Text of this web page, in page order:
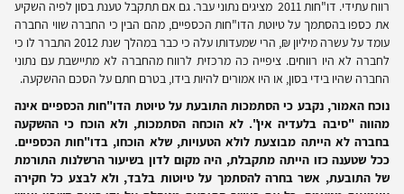
רווח עתידי. דו"חות 2011 מציגים נתוני עבר. גם אם תתקבל טענת בסון לפיה השקיע
את כספו בהסתמך על טיוטת הדו"חות הכספיים, מהם הבין כי החברה שווי החברה
עומד על עשרה מיליון ₪, הרי שמעדותו עלה כי כבר במהלך שנת 2012 התברר לו כי
לחברה לא היו רווחים. ציפייה כה מרכזית לרווח מהחברה לא מתיישבת עם נתוני
החברה שהיו בידי בסון, או היו אמורים להיות בידו, בטרם חתם על הסכם ההשקעה.
נוכח האמור, נקבע כי הסתמכות התובעת על טיוטת הדו"חות הכספיים אינה
מהווה "סיבה בלעדיה אין". לא הוכחה הסתמכות, ולא הוכח כי ההשקעה
בחברה לא הייתה מבוצעת לולא הטעויות, שלא הוכחו, בדו"חות הכספיים.
ככל שטענה כזו הייתה מתקבלת, היה מקום לדון בשיעור הרשלנות התורמת
של התובעת, אשר בחרה להסתמך על טיוטות בלבד, ולא לבצע כל חקירה